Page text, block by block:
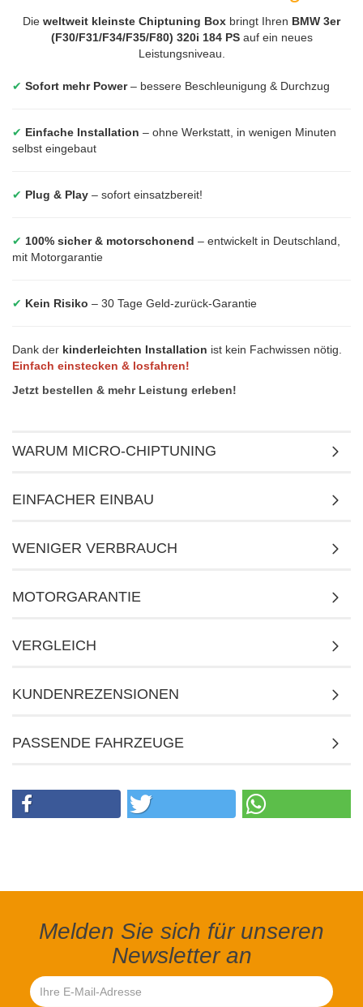
Die weltweit kleinste Chiptuning Box bringt Ihren BMW 3er
(F30/F31/F34/F35/F80) 320i 184 PSauf ein neues
Leistungsniveau.
✔ Sofort mehr Power– bessere Beschleunigung & Durchzug
✔ Einfache Installation – ohne Werkstatt, in wenigen Minuten
selbst eingebaut
✔ Plug & Play – sofort einsatzbereit!
✔ 100% sicher & motorschonend – entwickelt in Deutschland,
mit Motorgarantie
✔ Kein Risiko – 30 Tage Geld-zurück-Garantie
Dank der kinderleichten Installation ist kein Fachwissen nötig.
Einfach einstecken & losfahren!
Jetzt bestellen & mehr Leistung erleben!
WARUM MICRO-CHIPTUNING
EINFACHER EINBAU
WENIGER VERBRAUCH
MOTORGARANTIE
VERGLEICH
KUNDENREZENSIONEN
PASSENDE FAHRZEUGE
Melden Sie sich für unseren
Newsletter an